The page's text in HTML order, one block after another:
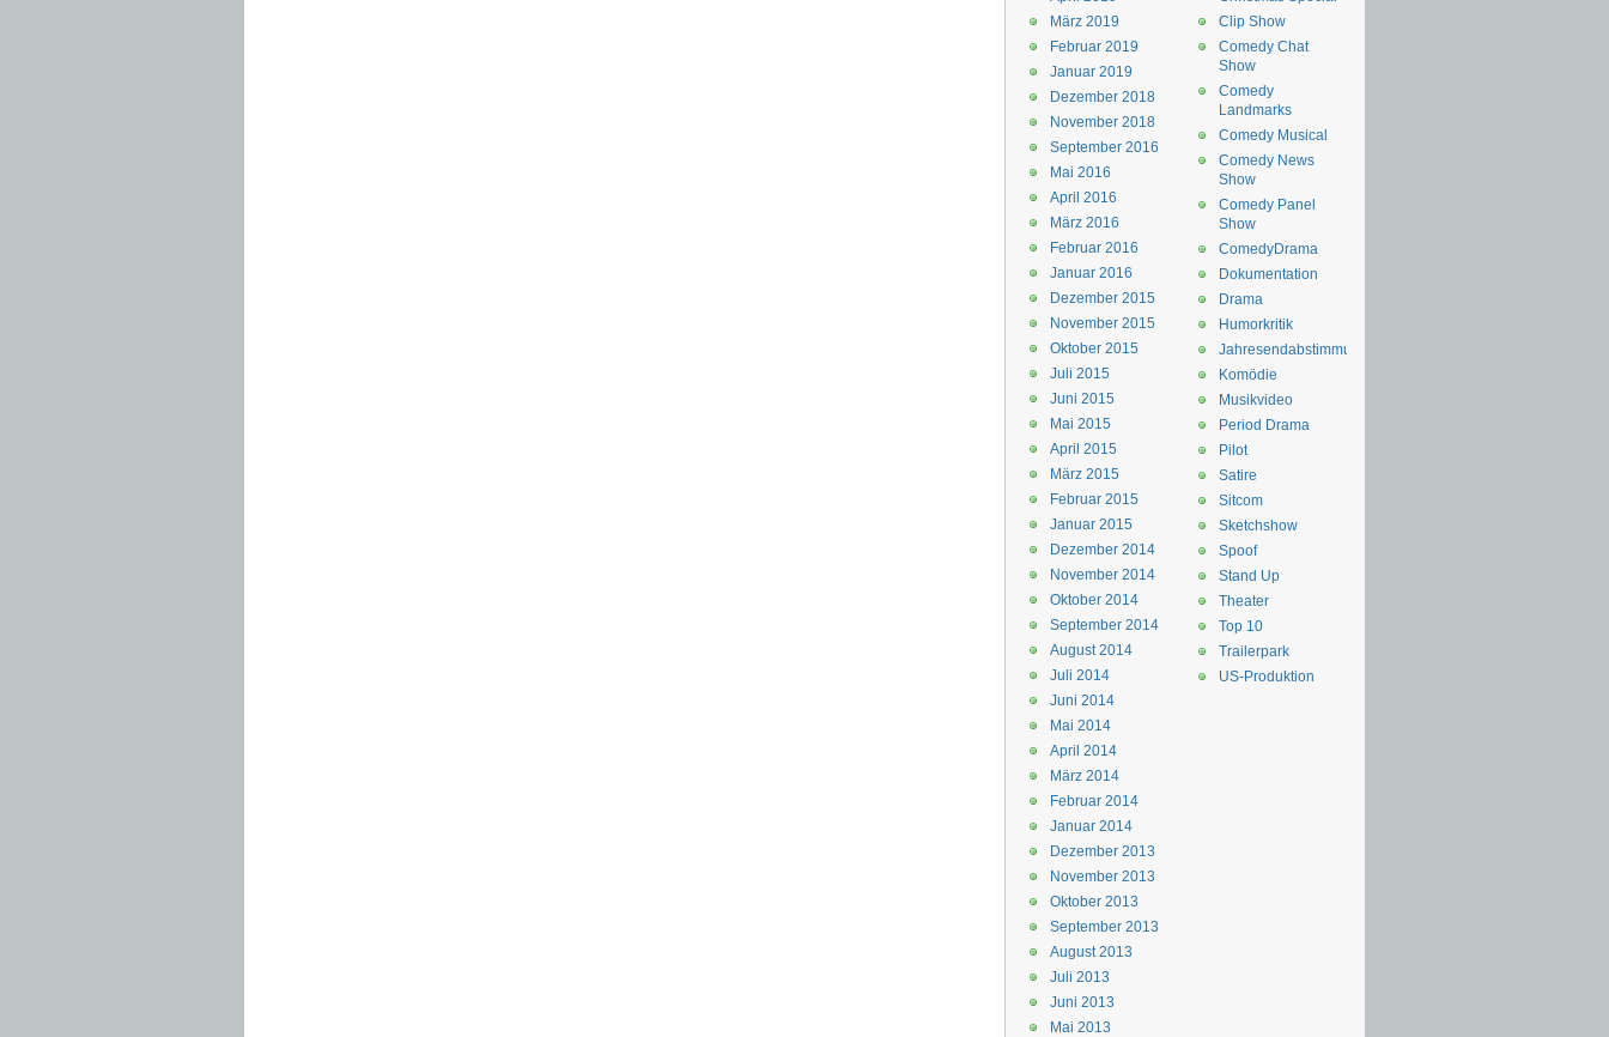
Clip Show
Comedy Chat
Show
Comedy
Landmarks
Comedy Musical
Comedy News
Show
Comedy Panel
Show
ComedyDrama
Dokumentation
Drama
Humorkritik
Jahresendabstimmung
Komödie
Musikvideo
Period Drama
Pilot
Satire
Sitcom
Sketchshow
Spoof
Stand Up
Theater
Top 10
Trailerpark
US-Produktion
März 2019
Februar 2019
Januar 2019
Dezember 2018
November 2018
September 2016
Mai 2016
April 2016
März 2016
Februar 2016
Januar 2016
Dezember 2015
November 2015
Oktober 2015
Juli 2015
Juni 2015
Mai 2015
April 2015
März 2015
Februar 2015
Januar 2015
Dezember 2014
November 2014
Oktober 2014
September 2014
August 2014
Juli 2014
Juni 2014
Mai 2014
April 2014
März 2014
Februar 2014
Januar 2014
Dezember 2013
November 2013
Oktober 2013
September 2013
August 2013
Juli 2013
Juni 2013
Mai 2013